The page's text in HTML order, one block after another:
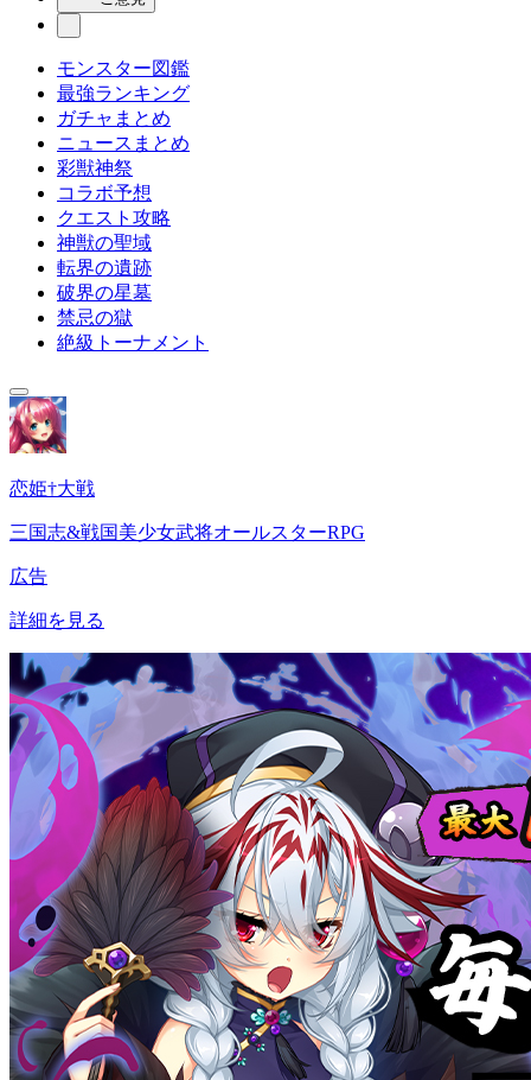
モンスター図鑑
最強ランキング
ガチャまとめ
ニュースまとめ
彩獣神祭
コラボ予想
クエスト攻略
神獣の聖域
転界の遺跡
破界の星墓
禁忌の獄
絶級トーナメント
恋姫†大戦
三国志&戦国美少女武将オールスターRPG
広告
詳細を見る